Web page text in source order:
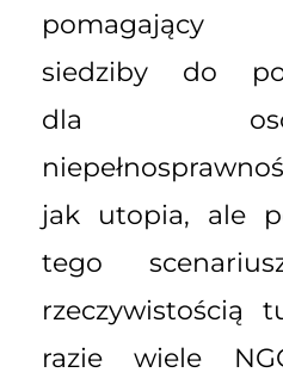
pomagający
siedziby do
dla
jak utopia, ale
tego
rzeczywistością
razie wiele